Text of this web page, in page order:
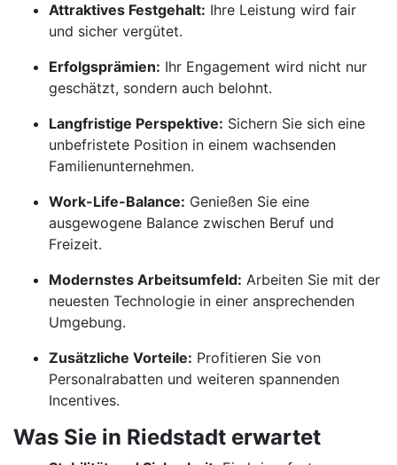
Attraktives Festgehalt: Ihre Leistung wird fair
und sicher vergütet.
Erfolgsprämien: Ihr Engagement wird nicht nur
geschätzt, sondern auch belohnt.
Langfristige Perspektive: Sichern Sie sich eine
unbefristete Position in einem wachsenden
Familienunternehmen.
Work-Life-Balance: Genießen Sie eine
ausgewogene Balance zwischen Beruf und
Freizeit.
Modernstes Arbeitsumfeld: Arbeiten Sie mit der
neuesten Technologie in einer ansprechenden
Umgebung.
Zusätzliche Vorteile: Profitieren Sie von
Personalrabatten und weiteren spannenden
Incentives.
Was Sie in Riedstadt erwartet